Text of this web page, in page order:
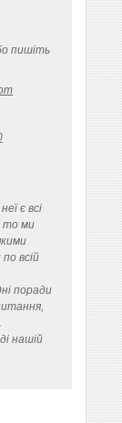
пишіть
є всі
то ми
всій
поради
нашій